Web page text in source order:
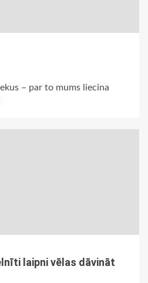
– par to mums liecina
laipni vēlas dāvināt